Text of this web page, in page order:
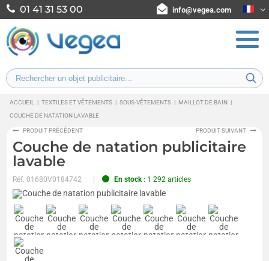
01 41 31 53 00 info@vegea.com
ACCUEIL | TEXTILES ET VÊTEMENTS | SOUS-VÊTEMENTS | MAILLOT DE BAIN |
COUCHE DE NATATION LAVABLE
PRODUIT PRÉCÉDENT PRODUIT SUIVANT
Couche de natation publicitaire
lavable
Réf.01680V0184742 En stock: 1 292 articles